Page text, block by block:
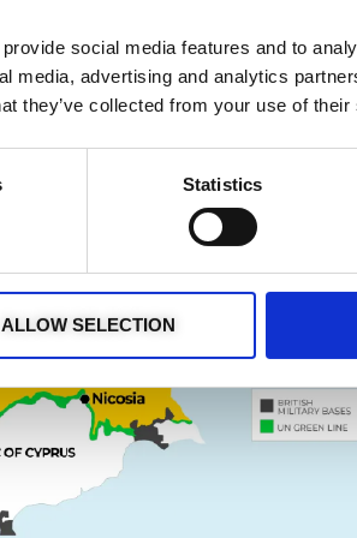
social media features and to
media, advertising and analytics
they’ve collected from your use of
Statistics
ALLOW SELECTION
παρατηρητήριο του τάγματος και